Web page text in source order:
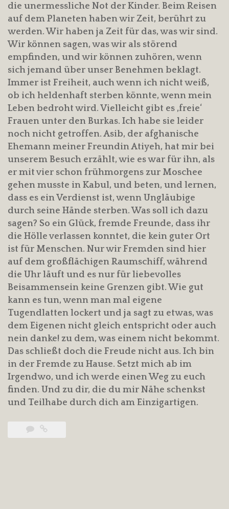
die unermessliche Not der Kinder. Beim Reisen
auf dem Planeten haben wir Zeit, berührt zu
werden. Wir haben ja Zeit für das, was wir sind.
Wir können sagen, was wir als störend
empfinden, und wir können zuhören, wenn
sich jemand über unser Benehmen beklagt.
Immer ist Freiheit, auch wenn ich nicht weiß,
ob ich heldenhaft sterben könnte, wenn mein
Leben bedroht wird. Vielleicht gibt es ‚freie‘
Frauen unter den Burkas. Ich habe sie leider
noch nicht getroffen. Asib, der afghanische
Ehemann meiner Freundin Atiyeh, hat mir bei
unserem Besuch erzählt, wie es war für ihn, als
er mit vier schon frühmorgens zur Moschee
gehen musste in Kabul, und beten, und lernen,
dass es ein Verdienst ist, wenn Ungläubige
durch seine Hände sterben. Was soll ich dazu
sagen? So ein Glück, fremde Freunde, dass ihr
die Hölle verlassen konntet, die kein guter Ort
ist für Menschen. Nur wir Fremden sind hier
auf dem großflächigen Raumschiff, während
die Uhr läuft und es nur für liebevolles
Beisammensein keine Grenzen gibt. Wie gut
kann es tun, wenn man mal eigene
Tugendlatten lockert und ja sagt zu etwas, was
dem Eigenen nicht gleich entspricht oder auch
nein danke! zu dem, was einem nicht bekommt.
Das schließt doch die Freude nicht aus. Ich bin
in der Fremde zu Hause. Setzt mich ab im
Irgendwo, und ich werde einen Weg zu euch
finden. Und zu dir, die du mir Nähe schenkst
und Teilhabe durch dich am Einzigartigen.